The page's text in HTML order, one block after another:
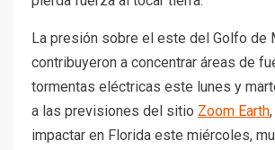
La presión sobre el este del Golfo de
contribuyeron a concentrar áreas de
tormentas eléctricas este lunes y
a las previsiones del sitio Zoom Earth
impactar en Florida este miércoles,